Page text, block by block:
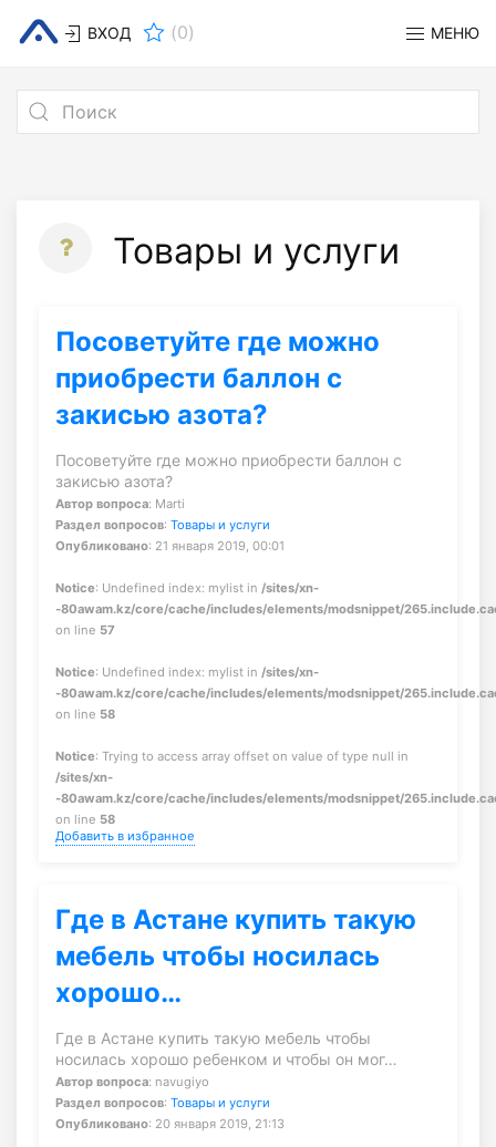
ВХОД (0) МЕНЮ
Товары и услуги
Посоветуйте где можно
приобрести баллон с
закисью азота?
Посоветуйте где можно приобрести баллон с
закисью азота?
Автор вопроса: Marti
Раздел вопросов: Товары и услуги
Опубликовано: 21 января 2019, 00:01
Notice: Undefined index: mylist in /sites/xn-
-80awam.kz/core/cache/includes/elements/modsnippet/
on line 57
Notice: Undefined index: mylist in /sites/xn-
-80awam.kz/core/cache/includes/elements/modsnippet/
on line 58
Notice: Trying to access array offset on value of type null in
/sites/xn-
-80awam.kz/core/cache/includes/elements/modsnippet/
on line 58
Добавить в избранное
Где в Астане купить такую
мебель чтобы носилась
хорошо…
Где в Астане купить такую мебель чтобы
носилась хорошо ребенком и чтобы он мог…
Автор вопроса: navugiyo
Раздел вопросов: Товары и услуги
Опубликовано: 20 января 2019, 21:13